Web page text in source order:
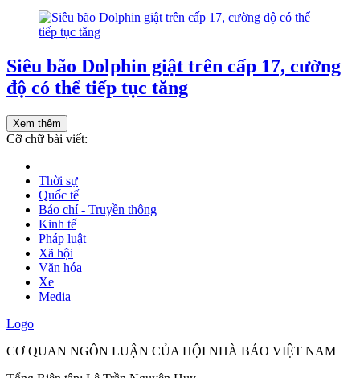
Siêu bão Dolphin giật trên cấp 17, cường
độ có thể tiếp tục tăng
Xem thêm
Cỡ chữ bài viết:
Thời sự
Quốc tế
Báo chí - Truyền thông
Kinh tế
Pháp luật
Xã hội
Văn hóa
Xe
Media
Logo
CƠ QUAN NGÔN LUẬN CỦA HỘI NHÀ BÁO VIỆT NAM